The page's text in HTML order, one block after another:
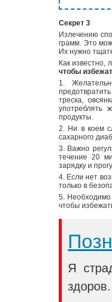
Секрет 3
Излечению
грамм. Это
Их нужно
Как известно,
чтобы
1.
треска,
употреблять
продукты.
2. Ни в коем
сахарного
3. Важно
течение 20
зарядку и
4. Если нет
только в
5. Необходимо
чтобы
Я